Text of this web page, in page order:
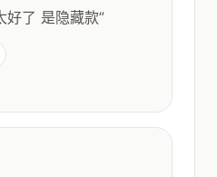
好了 是隐藏款”